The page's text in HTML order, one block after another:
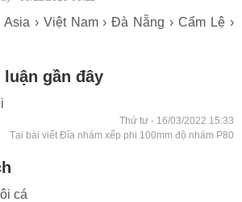
› Việt Nam › Đà Nẵng › Cẩm Lệ ›
gần đây
Thứ tư - 16/03/2022 15:33
Tại bài viết Đĩa nhám xếp phi 100mm độ nhám P80
cá